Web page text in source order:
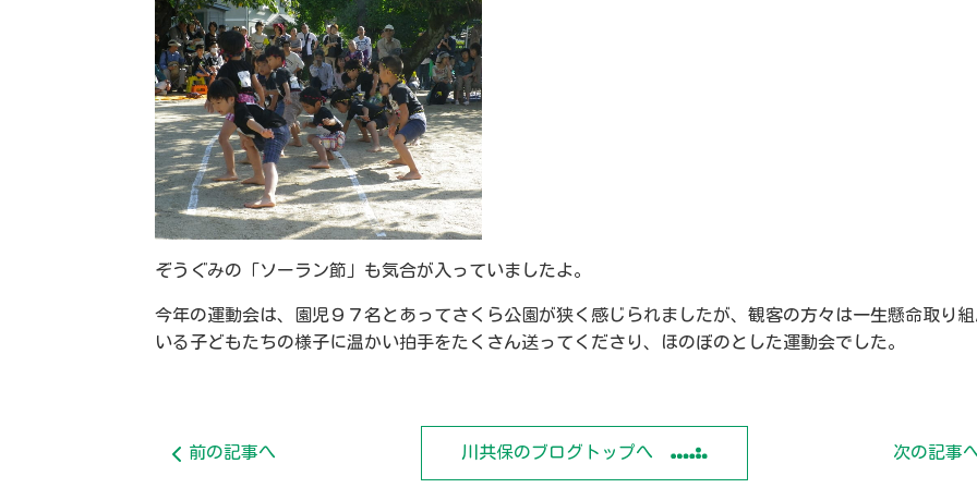
ぞうぐみの「ソーラン節」も気合が入っていましたよ。
今年の運動会は、園児９７名とあってさくら公園が狭く感じられましたが、観客の方々は一生懸命取り
いる子どもたちの様子に温かい拍手をたくさん送ってくださり、ほのぼのとした運動会でした。
前の記事へ 川共保のブログトップへ 次の記事